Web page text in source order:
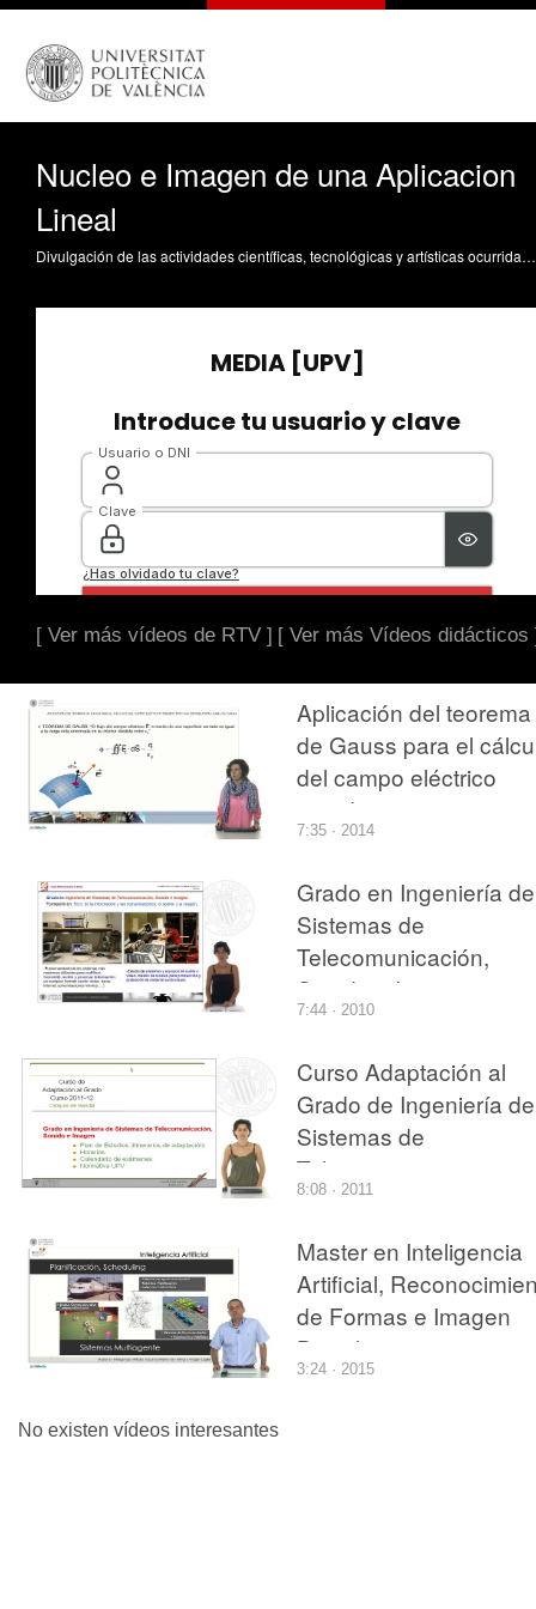
Nucleo e Imagen de una Aplicacion
Lineal
Divulgación de las actividades científicas, tecnológicas y artísticas ocurridas en los tres campus de la UPV
[ Ver más vídeos de RTV ] [ Ver más Vídeos didácticos
Aplicación del teorema
de Gauss para el
del campo eléctrico
creado por una
distribución lineal de
7:35 · 2014
Grado en Ingeniería de
Sistemas de
Telecomunicación,
Sonido e Imagen
7:44 · 2010
Curso Adaptación al
Grado de Ingeniería de
Sistemas de
Telecomunicaciones,
Sonido e Imagen
8:08 · 2011
Master en Inteligencia
Artificial,
de Formas e Imagen
Digital
3:24 · 2015
No existen vídeos interesantes